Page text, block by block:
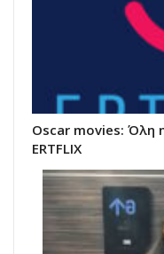
Oscar movies: Όλη
ERTFLIX